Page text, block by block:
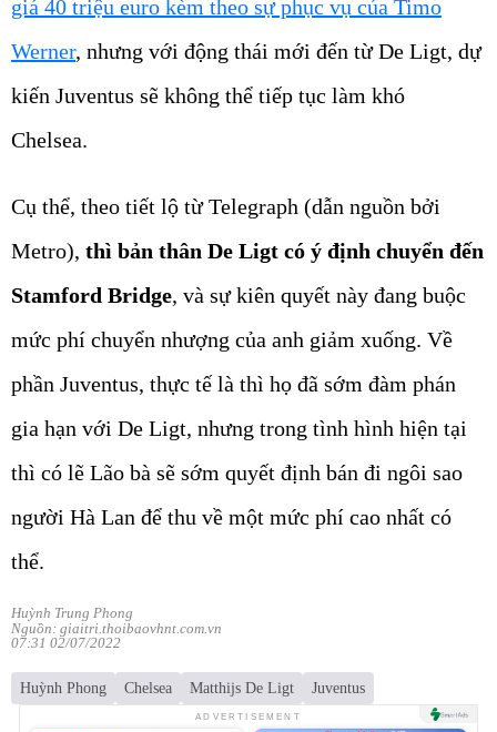
giá 40 triệu euro kèm theo sự phục vụ của Timo
Werner, nhưng với động thái mới đến từ De Ligt, dự
kiến Juventus sẽ không thể tiếp tục làm khó
Chelsea.
Cụ thể, theo tiết lộ từ Telegraph (dẫn nguồn bởi
Metro), thì bản thân De Ligt có ý định chuyển đến
Stamford Bridge, và sự kiên quyết này đang buộc
mức phí chuyển nhượng của anh giảm xuống. Về
phần Juventus, thực tế là thì họ đã sớm đàm phán
gia hạn với De Ligt, nhưng trong tình hình hiện tại
thì có lẽ Lão bà sẽ sớm quyết định bán đi ngôi sao
người Hà Lan để thu về một mức phí cao nhất có
thể.
Huỳnh Trung Phong
Nguồn: giaitri.thoibaovhnt.com.vn
07:31 02/07/2022
Huỳnh Phong Chelsea Matthijs De Ligt Juventus
ADVERTISEMENT